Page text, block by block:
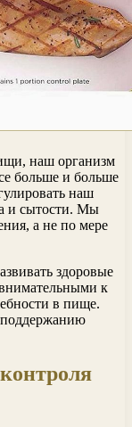
наш организм
больше и больше
наш
и сытости. Мы
а не по мере
здоровые
к
в пище.